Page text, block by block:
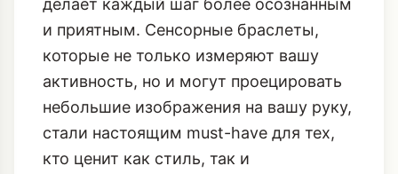
делает каждый шаг более осознанным
и приятным. Сенсорные браслеты,
которые не только измеряют вашу
активность, но и могут проецировать
небольшие изображения на вашу руку,
стали настоящим must-have для тех,
кто ценит как стиль, так и